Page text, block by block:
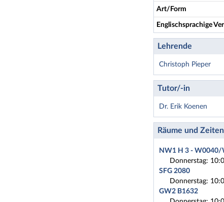
Art/Form
Englischsprachige
Lehrende
Christoph Pieper
Tutor/-in
Dr. Erik Koenen
Räume und Zeiten
NW1 H 3 - W0040/
Donnerstag:
SFG 2080
Donnerstag:
GW2 B1632